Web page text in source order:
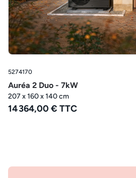
5274170
Auréa 2 Duo - 7kW
207 x 160 x 140 cm
14 364,00 € TTC